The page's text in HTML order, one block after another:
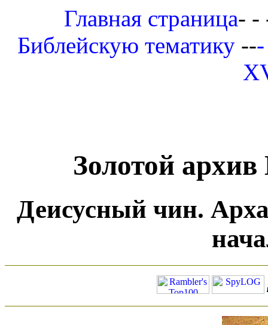
Главная страница- -
Библейскую тематику --
Золотой
Деисусный чин.